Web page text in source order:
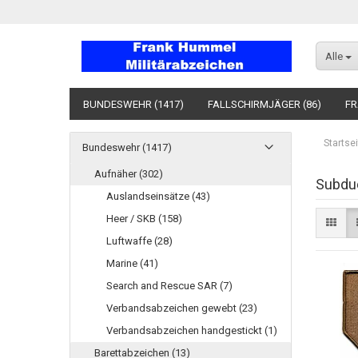
Alle
BUNDESWEHR (1417) FALLSCHIRMJÄGER (86)
Bundeswehr (1417)
Aufnäher (302)
Auslandseinsätze (43)
Heer / SKB (158)
Luftwaffe (28)
Marine (41)
Search and Rescue SAR (7)
Verbandsabzeichen gewebt (23)
Verbandsabzeichen handgestickt (1)
Barettabzeichen (13)